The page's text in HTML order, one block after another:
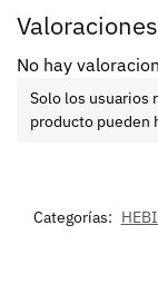
Valoraciones
No hay
Solo los usuarios
producto pueden
Categorías: